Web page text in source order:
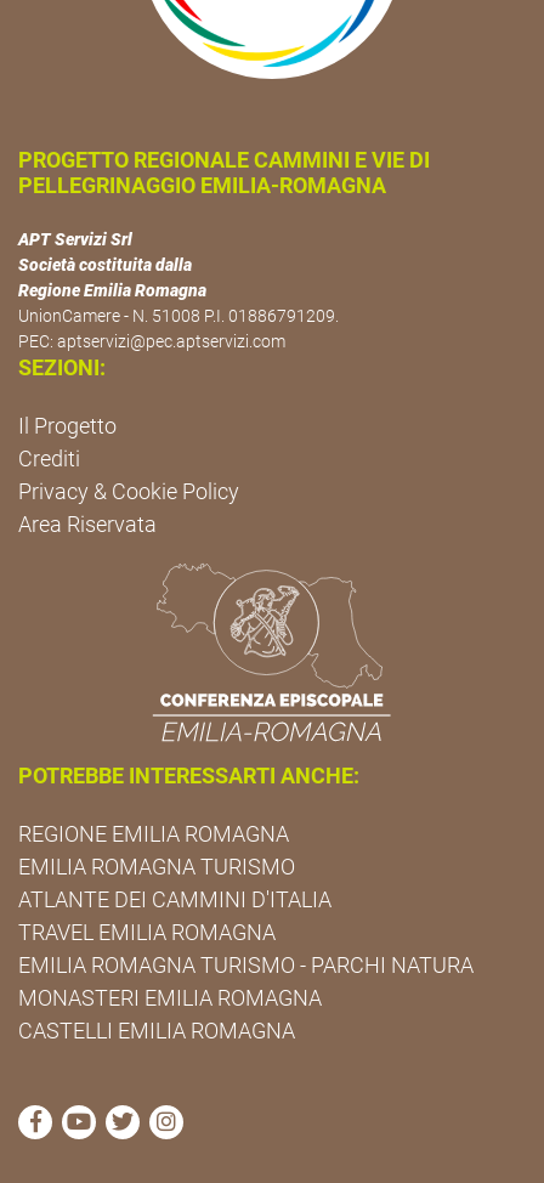
PROGETTO REGIONALE CAMMINI E VIE DI
PELLEGRINAGGIO EMILIA-ROMAGNA
APT Servizi Srl
Società costituita dalla
Regione Emilia Romagna
UnionCamere - N. 51008 P.I. 01886791209.
PEC: aptservizi@pec.aptservizi.com
SEZIONI:
Il Progetto
Crediti
Privacy & Cookie Policy
Area Riservata
POTREBBE INTERESSARTI ANCHE:
REGIONE EMILIA ROMAGNA
EMILIA ROMAGNA TURISMO
ATLANTE DEI CAMMINI D'ITALIA
TRAVEL EMILIA ROMAGNA
EMILIA ROMAGNA TURISMO - PARCHI NATURA
MONASTERI EMILIA ROMAGNA
CASTELLI EMILIA ROMAGNA
visita la pagina Facebook di Cammini Emilia-
visita la pagina YouTube di Cammini Emilia-
visita la pagina Twitter di Cammini Emilia-
visita la pagina Instagram di Cammini